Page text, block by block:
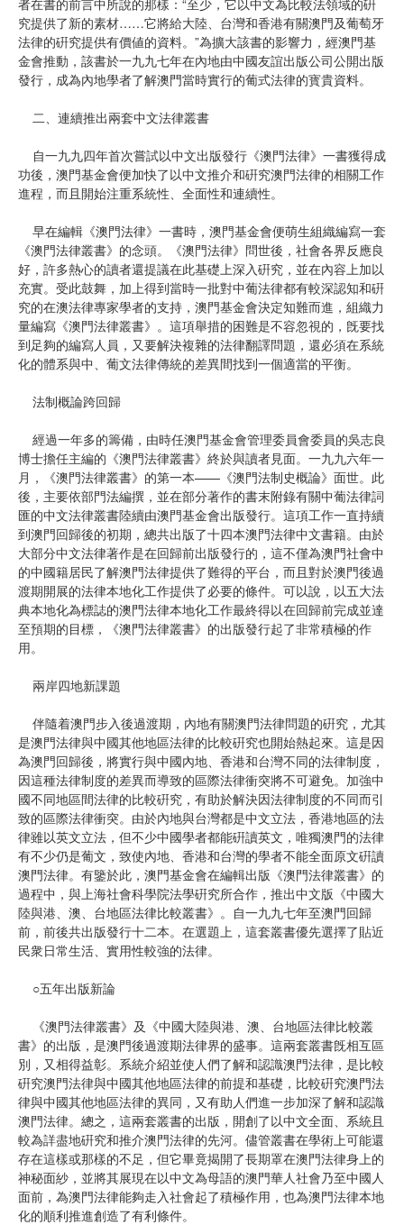
究提供了新的素材……它將給大陸、台灣和香港有關澳門及葡萄牙
法律的硏究提供有價値的資料。”為擴大該書的影響力，經澳門基
金會推動，該書於一九九七年在內地由中國友誼出版公司公開出版
發行，成為內地學者了解澳門當時實行的葡式法律的寳貴資料。
二、連續推出兩套中文法律叢書
自一九九四年首次嘗試以中文出版發行《澳門法律》一書獲得成
功後，澳門基金會便加快了以中文推介和硏究澳門法律的相關工作
進程，而且開始注重系統性、全面性和連續性。
早在編輯《澳門法律》一書時，澳門基金會便萌生組織編寫一套
《澳門法律叢書》的念頭。《澳門法律》問世後，社會各界反應良
好，許多熱心的讀者還提議在此基礎上深入硏究，並在內容上加以
充實。受此鼓舞，加上得到當時一批對中葡法律都有較深認知和硏
究的在澳法律專家學者的支持，澳門基金會決定知難而進，組織力
量編寫《澳門法律叢書》。這項舉措的困難是不容忽視的，旣要找
到足夠的編寫人員，又要解決複雜的法律翻譯問題，還必須在系統
化的體系與中、葡文法律傳統的差異間找到一個適當的平衡。
法制概論跨回歸
經過一年多的籌備，由時任澳門基金會管理委員會委員的吳志良
博士擔任主編的《澳門法律叢書》終於與讀者見面。一九九六年一
月，《澳門法律叢書》的第一本——《澳門法制史概論》面世。此
後，主要依部門法編撰，並在部分著作的書末附錄有關中葡法律詞
匯的中文法律叢書陸續由澳門基金會出版發行。這項工作一直持續
到澳門回歸後的初期，總共出版了十四本澳門法律中文書籍。由於
大部分中文法律著作是在回歸前出版發行的，這不僅為澳門社會中
的中國籍居民了解澳門法律提供了難得的平台，而且對於澳門後過
渡期開展的法律本地化工作提供了必要的條件。可以說，以五大法
典本地化為標誌的澳門法律本地化工作最終得以在回歸前完成並達
至預期的目標，《澳門法律叢書》的出版發行起了非常積極的作
用。
兩岸四地新課題
伴隨着澳門步入後過渡期，內地有關澳門法律問題的硏究，尤其
是澳門法律與中國其他地區法律的比較硏究也開始熱起來。這是因
為澳門回歸後，將實行與中國內地、香港和台灣不同的法律制度，
因這種法律制度的差異而導致的區際法律衝突將不可避免。加強中
國不同地區間法律的比較硏究，有助於解決因法律制度的不同而引
致的區際法律衝突。由於內地與台灣都是中文立法，香港地區的法
律雖以英文立法，但不少中國學者都能硏讀英文，唯獨澳門的法律
有不少仍是葡文，致使內地、香港和台灣的學者不能全面原文硏讀
澳門法律。有鑒於此，澳門基金會在編輯出版《澳門法律叢書》的
過程中，與上海社會科學院法學硏究所合作，推出中文版《中國大
陸與港、澳、台地區法律比較叢書》。自一九九七年至澳門回歸
前，前後共出版發行十二本。在選題上，這套叢書優先選擇了貼近
民衆日常生活、實用性較強的法律。
○五年出版新論
《澳門法律叢書》及《中國大陸與港、澳、台地區法律比較叢
書》的出版，是澳門後過渡期法律界的盛事。這兩套叢書旣相互區
別，又相得益彰。系統介紹並使人們了解和認識澳門法律，是比較
硏究澳門法律與中國其他地區法律的前提和基礎，比較硏究澳門法
律與中國其他地區法律的異同，又有助人們進一步加深了解和認識
澳門法律。總之，這兩套叢書的出版，開創了以中文全面、系統且
較為詳盡地硏究和推介澳門法律的先河。儘管叢書在學術上可能還
存在這樣或那樣的不足，但它畢竟揭開了長期罩在澳門法律身上的
神秘面紗，並將其展現在以中文為母語的澳門華人社會乃至中國人
面前，為澳門法律能夠走入社會起了積極作用，也為澳門法律本地
化的順利推進創造了有利條件。